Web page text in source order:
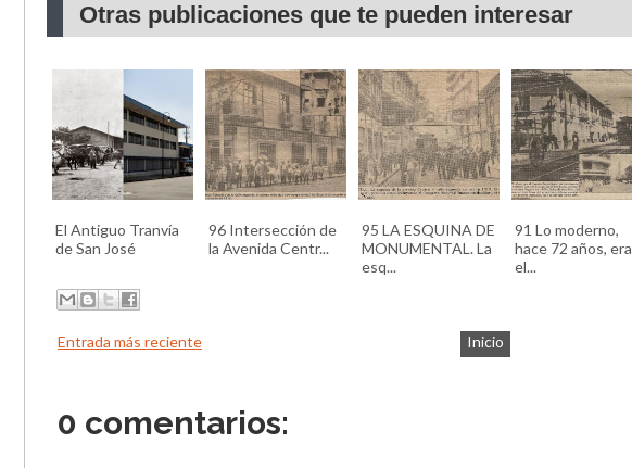
Otras publicaciones que te pueden interesar
El Antiguo Tranvía
de San José
96 Intersección de
la Avenida Centr...
95 LA ESQUINA DE
MONUMENTAL. La
esq...
91 Lo moderno,
hace 72 años, era
el...
Entrada más reciente Inicio
0 comentarios: